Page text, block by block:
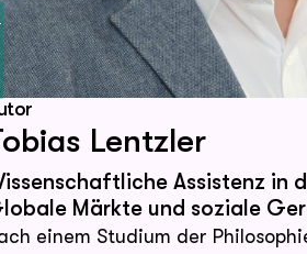
Lentzler
Assistenz in
Märkte und soziale
einem Studium der